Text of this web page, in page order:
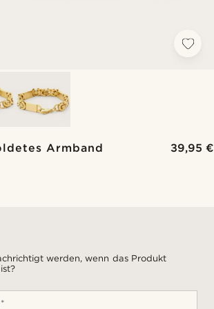
Armband 39,95 €
werden, wenn das Produkt